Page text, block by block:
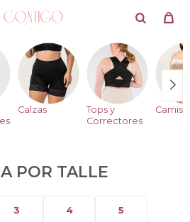
Calzas
Tops y
Correctores
POR TALLE
3 4 5